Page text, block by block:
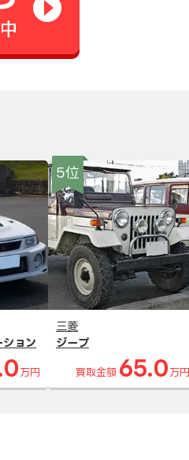
ション
万円
5位
三菱
ジープ
買取金額 65.0 万円